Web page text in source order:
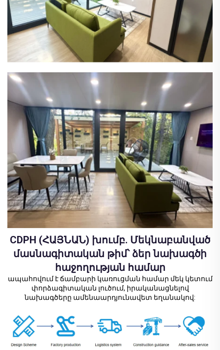
CDPH (ՀԱՅՆԱՆ) խումբ. Մեկնաբանված
մասնագիտական թիմ՝ ձեր նախագծի
հաջողության համար
ապահովում է ճամբարի կառուցման համար մեկ կետում
փորձագիտական լուծում, իրականացնելով
նախագծերը ամենաարդյունավետ եղանակով: